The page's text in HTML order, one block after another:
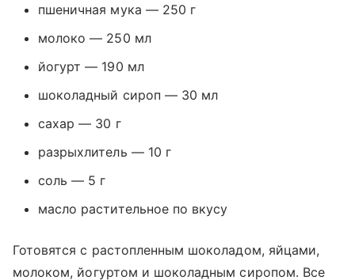
пшеничная мука — 250 г
молоко — 250 мл
йогурт — 190 мл
шоколадный сироп — 30 мл
сахар — 30 г
разрыхлитель — 10 г
соль — 5 г
масло растительное по вкусу
Готовятся с растопленным шоколадом, яйцами,
молоком, йогуртом и шоколадным сиропом. Все